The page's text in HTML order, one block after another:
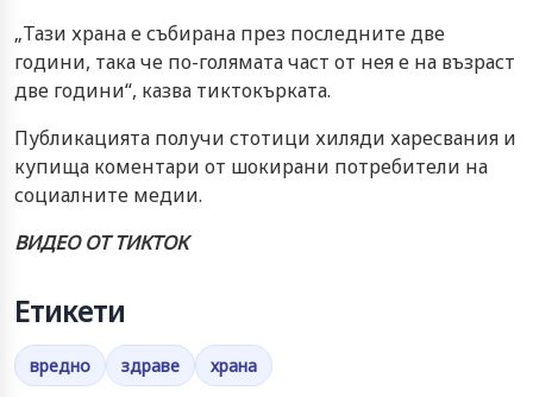
„Тази храна е събирана през последните две
години, така че по-голямата част от нея е на възраст
две години“, казва тиктокърката.
Публикацията получи стотици хиляди харесвания и
купища коментари от шокирани потребители на
социалните медии.
ВИДЕО ОТ ТИКТОК
Етикети
вредно здраве храна